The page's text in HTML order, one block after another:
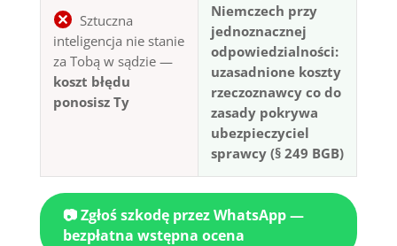
Sztuczna
inteligencja nie stanie
za Tobą w sądzie —
koszt błędu
ponosisz Ty
Niemczech przy
jednoznacznej
odpowiedzialności:
uzasadnione koszty
rzeczoznawcy co do
zasady pokrywa
ubezpieczyciel
sprawcy (§ 249 BGB)
📷 Zgłoś szkodę przez WhatsApp —
bezpłatna wstępna ocena